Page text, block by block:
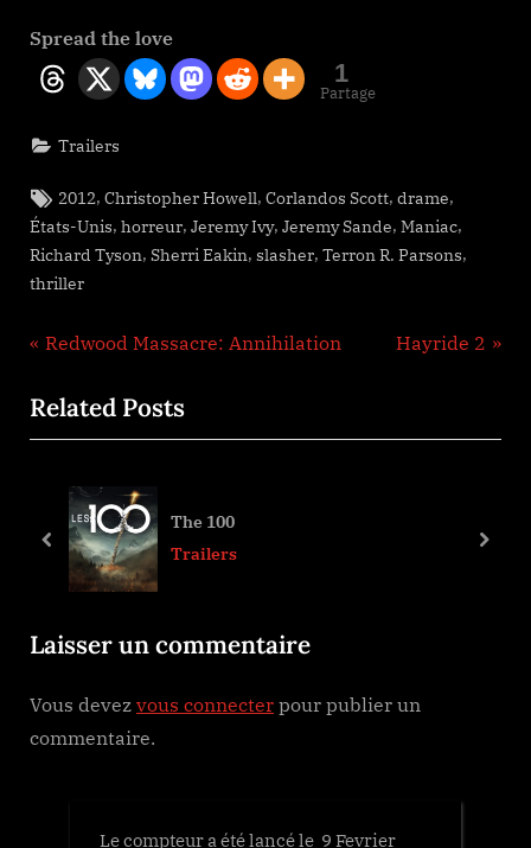
Spread the love
1
Partage
Trailers
Tags:
2012,Christopher Howell,Corlandos Scott,drame,
États-Unis, horreur, Jeremy Ivy, Jeremy Sande, Maniac,
Richard Tyson, Sherri Eakin, slasher, Terron R. Parsons,
thriller
Navigation
de
l’article
P
e
v
u
o
t
:
Redwood Massacre: Annihilation
N
t
Hayride 2
Related Posts
The 100
Trailers
prev next
Laisser un commentaire
Vous devez vous connecter pour publier un
commentaire.
Le compteur a été lancé le 9 Fevrier